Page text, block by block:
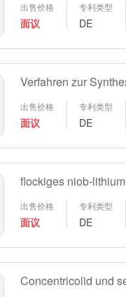
出售价格
面议
专利类型
DE
出售价格
面议
专利类型
DE
出售价格
面议
专利类型
DE